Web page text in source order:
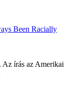
Been Racially
Az írás az Amerikai